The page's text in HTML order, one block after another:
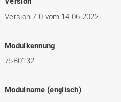
Version 7.0 vom 14.06.2022
Modulkennung
75B0132
Modulname (englisch)